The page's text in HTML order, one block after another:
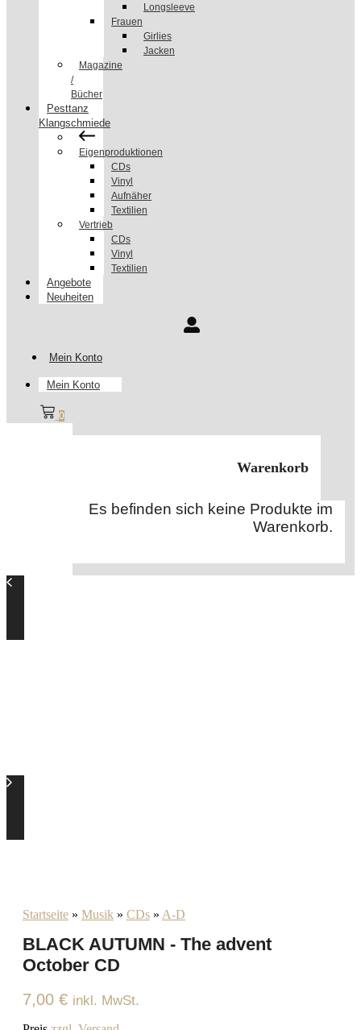
Longsleeve
Frauen
Girlies
Jacken
Magazine
/
Bücher
Pesttanz
Klangschmiede
Eigenproduktionen
CDs
Vinyl
Aufnäher
Textilien
Vertrieb
CDs
Vinyl
Textilien
Angebote
Neuheiten
Mein Konto
Mein Konto
0
Warenkorb
Es befinden sich keine Produkte im
Warenkorb.
Startseite » Musik » CDs » A-D
BLACK AUTUMN - The advent
October CD
7,00 € inkl. MwSt.